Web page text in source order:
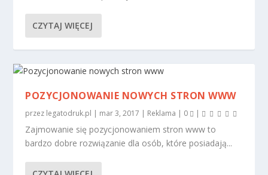
CZYTAJ WIĘCEJ
POZYCJONOWANIE NOWYCH STRON WWW
przez legatodruk.pl | mar 3, 2017 | Reklama | 0 |
Zajmowanie się pozycjonowaniem stron www to
bardzo dobre rozwiązanie dla osób, które posiadają...